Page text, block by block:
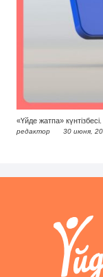
«Үйде жатпа»
редактор 30 июня,